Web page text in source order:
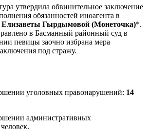
утвердила обвинительное заключение
обязанностей иноагента в
Елизаветы Гырдымовой (Монеточка)*.
в Басманный районный суд в
певицы заочно избрана мера
под стражу.
уголовных правонарушений: 14
административных
человек.